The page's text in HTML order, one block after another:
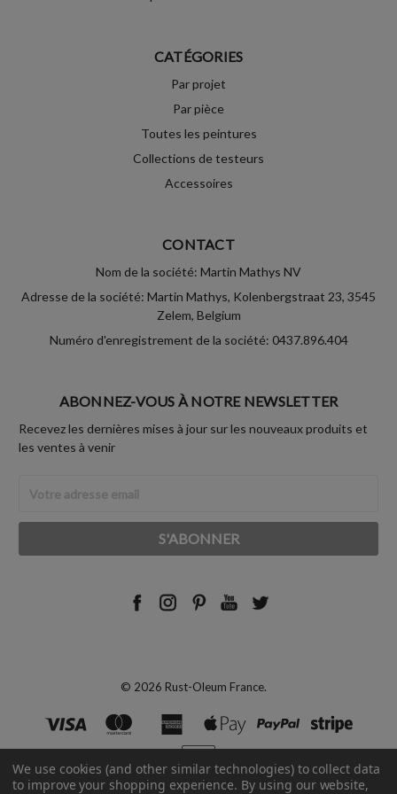
CATÉGORIES
Par projet
Par pièce
Toutes les peintures
Collections de testeurs
Accessoires
CONTACT
Nom de la société: Martin Mathys NV
Adresse de la société: Martin Mathys, Kolenbergstraat 23, 3545
Zelem, Belgium
Numéro d'enregistrement de la société: 0437.896.404
ABONNEZ-VOUS À NOTRE NEWSLETTER
Recevez les dernières mises à jour sur les nouveaux produits et
les ventes à venir
Email
© 2026 Rust-Oleum France.
We use cookies (and other similar technologies) to collect data
to improve your shopping experience. By using our website,